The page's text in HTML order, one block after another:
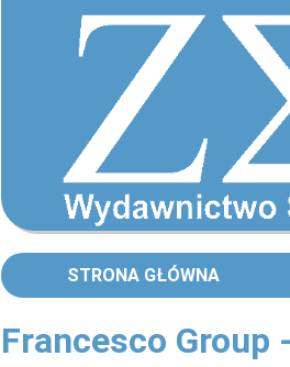
STRONA GŁÓWNA
Francesco Group